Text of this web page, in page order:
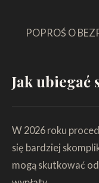
POPROŚ O
Jak ubiegać
W 2026 roku
się bardziej
mogą skutkować